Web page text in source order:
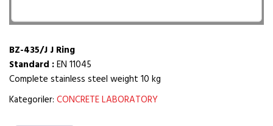
BZ-435/J J Ring
Standard :EN 11045
Complete stainless steel weight 10 kg
Kategoriler: CONCRETE LABORATORY